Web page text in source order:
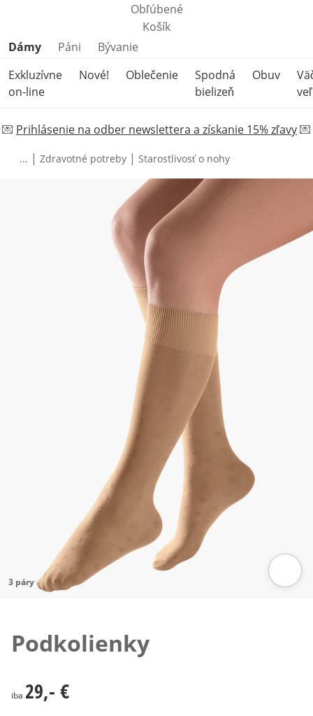
Obľúbené
Košík
Preskočiť kategórie produktov
Dámy Páni
Bývanie
Exkluzívne
on-line
Nové! Oblečenie
Spodná
bielizeň
Obuv
💌 Prihlásenie na odber newslettera a získanie 15% zľavy💌
... | Zdravotné potreby | Starostlivosť o nohy
3 páry
Podkolienky
29,- €
iba 29,- €